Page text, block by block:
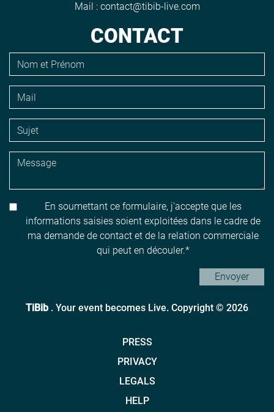
Mail : contact@tibib-live.com
CONTACT
En soumettant ce formulaire, j'accepte que les
informations saisies soient exploitées dans le cadre de
ma demande de contact et de la relation commerciale
qui peut en découler.
Envoyer
TiBib . Your event becomes Live. Copyright © 2026
PRESS
PRIVACY
LEGALS
HELP